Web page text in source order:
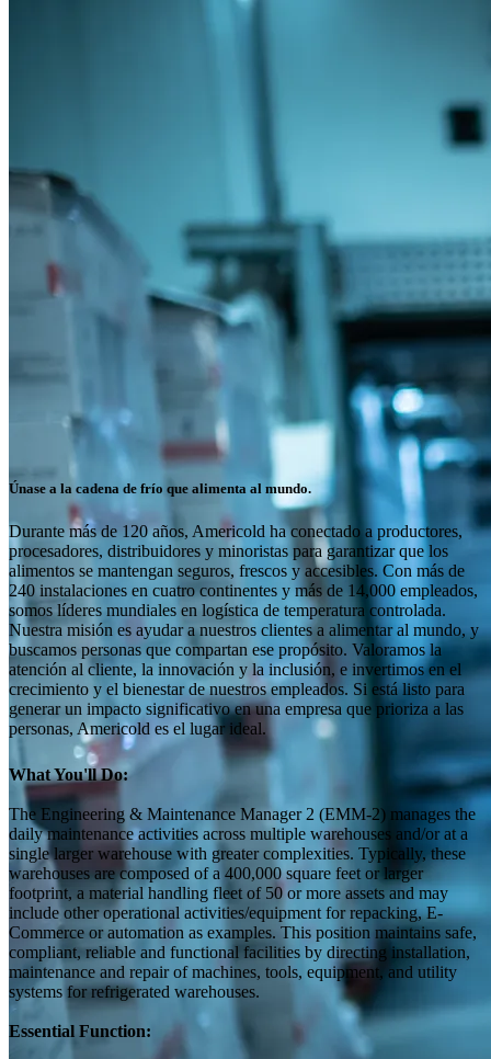
Únase a la cadena de frío que alimenta al mundo.
Durante más de 120 años, Americold ha conectado a productores,
procesadores, distribuidores y minoristas para garantizar que los
alimentos se mantengan seguros, frescos y accesibles. Con más de
240 instalaciones en cuatro continentes y más de 14,000 empleados,
somos líderes mundiales en logística de temperatura controlada.
Nuestra misión es ayudar a nuestros clientes a alimentar al mundo, y
buscamos personas que compartan ese propósito. Valoramos la
atención al cliente, la innovación y la inclusión, e invertimos en el
crecimiento y el bienestar de nuestros empleados. Si está listo para
generar un impacto significativo en una empresa que prioriza a las
personas, Americold es el lugar ideal.
What You'll Do:
The Engineering & Maintenance Manager 2 (EMM-2) manages the
daily maintenance activities across multiple warehouses and/or at a
single larger warehouse with greater complexities. Typically, these
warehouses are composed of a 400,000 square feet or larger
footprint, a material handling fleet of 50 or more assets and may
include other operational activities/equipment for repacking, E-
Commerce or automation as examples. This position maintains safe,
compliant, reliable and functional facilities by directing installation,
maintenance and repair of machines, tools, equipment, and utility
systems for refrigerated warehouses.
Essential Function: